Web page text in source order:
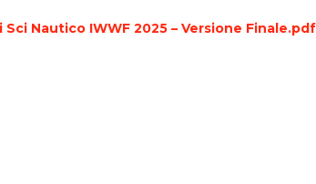
Nautico IWWF 2025 – Versione Finale.pdf